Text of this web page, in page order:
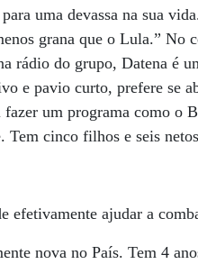
uma devassa na sua
grana que o Lula.” No
rádio do grupo, Datena é
e pavio curto, prefere se
fazer um programa como o
Tem cinco filhos e seis
efetivamente ajudar a
nova no País. Tem 4